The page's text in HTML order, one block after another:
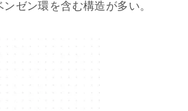
ゼン環を含む構造が多い。